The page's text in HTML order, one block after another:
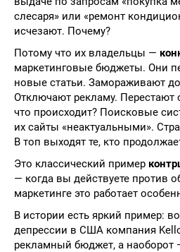
слесаря» или «ремонт
исчезают. Почему?
Потому что их владельцы —
маркетинговые бюджеты. Они
новые статьи. Замораживают
Отключают рекламу. Перестают
что происходит? Поисковые
их сайты «неактуальными».
В топ выходят те, кто
Это классический пример
— когда вы действуете против
маркетинге это работает
В истории есть яркий пример:
депрессии в США компания
рекламный бюджет, а наоборот